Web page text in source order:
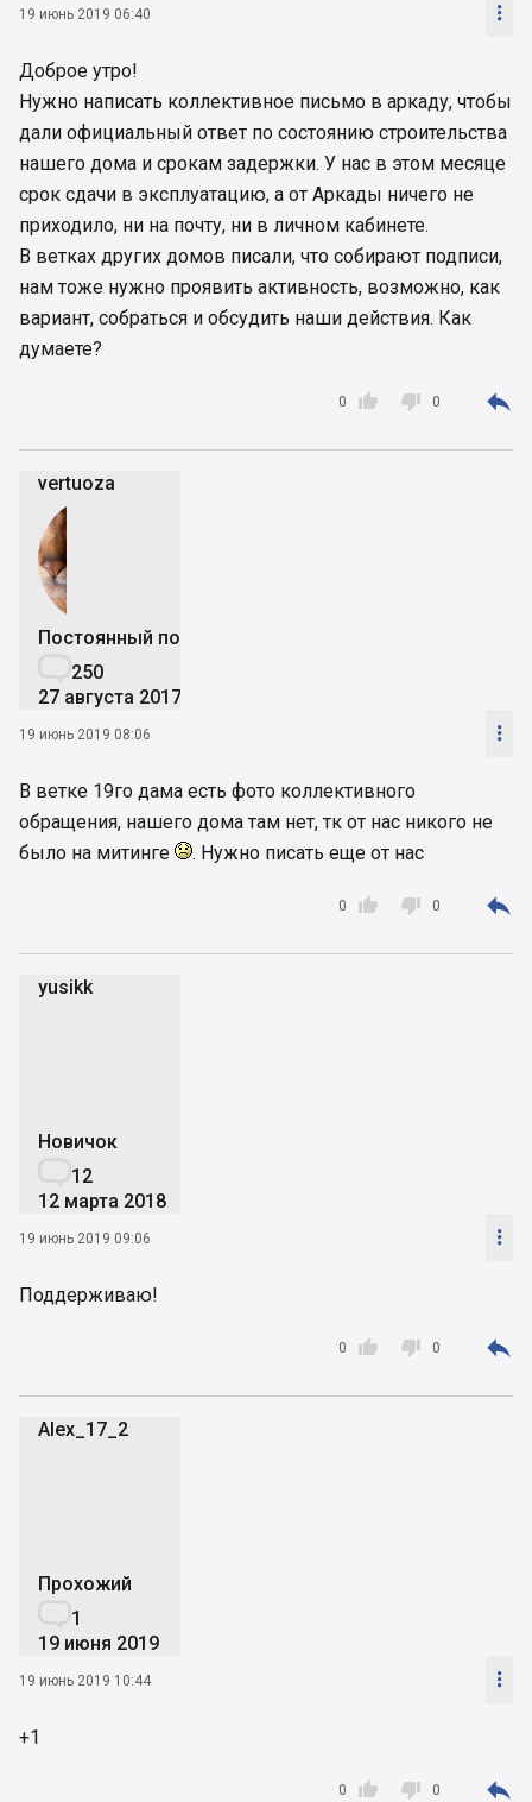
19 июнь 2019 06:40 
Доброе утро!
Нужно написать коллективное письмо в аркаду, чтобы
дали официальный ответ по состоянию строительства
нашего дома и срокам задержки. У нас в этом месяце
срок сдачи в эксплуатацию, а от Аркады ничего не
приходило, ни на почту, ни в личном кабинете.
В ветках других домов писали, что собирают подписи,
нам тоже нужно проявить активность, возможно, как
вариант, собраться и обсудить наши действия. Как
думаете?

0  0 
vertuoza
Постоянный пользователь
250
27 августа 2017
19 июнь 2019 08:06 
В ветке 19го дама есть фото коллективного
обращения, нашего дома там нет, тк от нас никого не
было на митинге
. Нужно писать еще от нас

0  0 
yusikk
Новичок
12
12 марта 2018
19 июнь 2019 09:06 
Поддерживаю!

0  0 
Alex_17_2
Прохожий
1
19 июня 2019
19 июнь 2019 10:44 
+1

0  0 